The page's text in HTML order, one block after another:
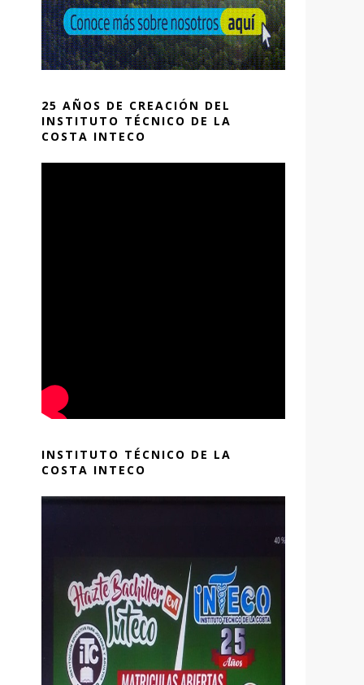
25 AÑOS DE CREACIÓN DEL
INSTITUTO TÉCNICO DE LA
COSTA INTECO
INSTITUTO TÉCNICO DE LA
COSTA INTECO